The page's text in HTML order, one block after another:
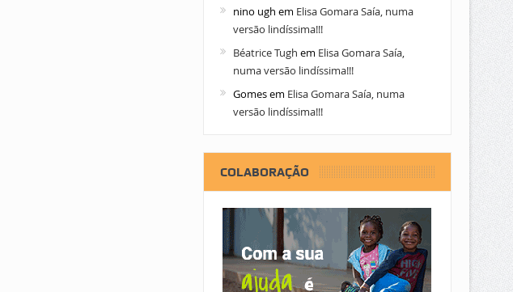
nino ugh em Elisa Gomara Saía, numa
versão lindíssima!!!
Béatrice Tugh em Elisa Gomara Saía,
numa versão lindíssima!!!
Gomesem Elisa Gomara Saía, numa
versão lindíssima!!!
COLABORAÇÃO